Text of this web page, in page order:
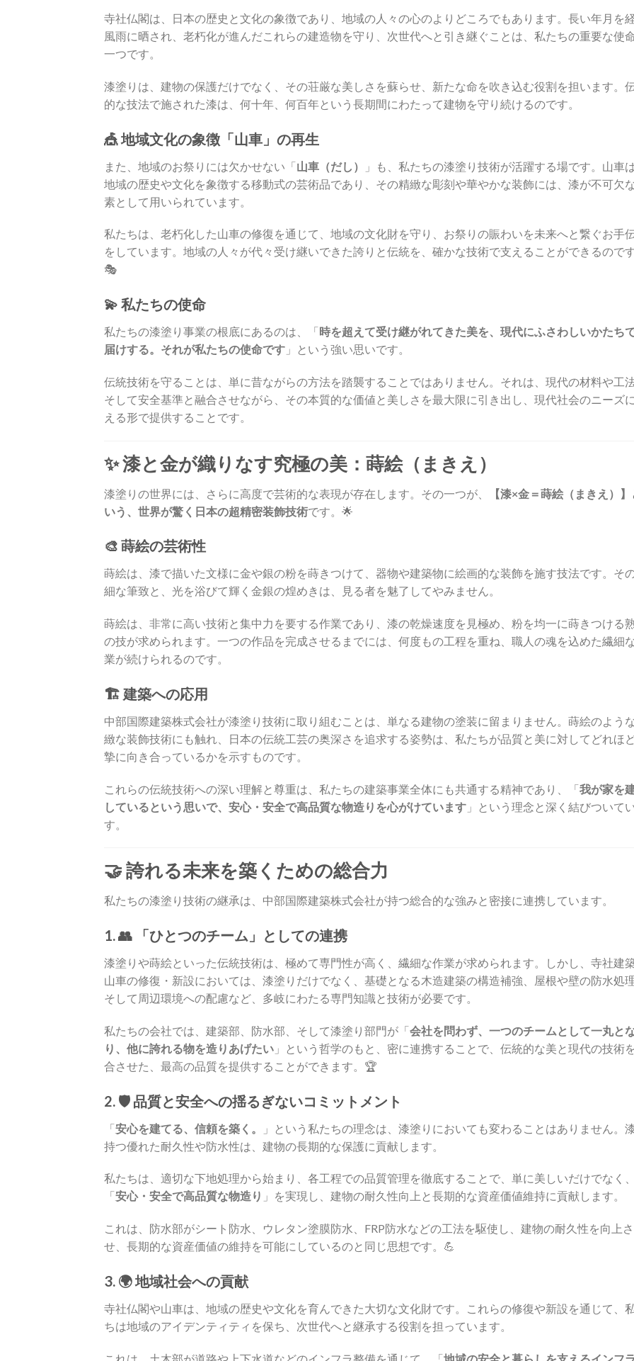
寺社仏閣は、日本の歴史と文化の象徴であり、地域の人々の心のよりどころでもあります。長い年月を
風雨に晒され、老朽化が進んだこれらの建造物を守り、次世代へと引き継ぐことは、私たちの重要な使
一つです。
漆塗りは、建物の保護だけでなく、その荘厳な美しさを蘇らせ、新たな命を吹き込む役割を担います。
的な技法で施された漆は、何十年、何百年という長期間にわたって建物を守り続けるのです。
🎪 地域文化の象徴「山車」の再生
また、地域のお祭りには欠かせない「山車（だし）
」も、私たちの漆塗り技術が活躍する場です。山車は
地域の歴史や文化を象徴する移動式の芸術品であり、その精緻な彫刻や華やかな装飾には、漆が不可欠
素として用いられています。
私たちは、老朽化した山車の修復を通じて、地域の文化財を守り、お祭りの賑わいを未来へと繋ぐお手
をしています。地域の人々が代々受け継いできた誇りと伝統を、確かな技術で支えることができるのです
🎭
💫 私たちの使命
私たちの漆塗り事業の根底にあるのは、「時を超えて受け継がれてきた美を、現代にふさわしいかたち
届けする。それが私たちの使命です 」という強い思いです。
伝統技術を守ることは、単に昔ながらの方法を踏襲することではありません。それは、現代の材料や工法
そして安全基準と融合させながら、その本質的な価値と美しさを最大限に引き出し、現代社会のニーズ
える形で提供することです。
✨ 漆と金が織りなす究極の美：蒔絵（まきえ）
漆塗りの世界には、さらに高度で芸術的な表現が存在します。その一つが、
【漆×金＝蒔絵（まきえ）】
いう、世界が驚く日本の超精密装飾技術です。🌟
🎨 蒔絵の芸術性
蒔絵は、漆で描いた文様に金や銀の粉を蒔きつけて、器物や建築物に絵画的な装飾を施す技法です。そ
細な筆致と、光を浴びて輝く金銀の煌めきは、見る者を魅了してやみません。
蒔絵は、非常に高い技術と集中力を要する作業であり、漆の乾燥速度を見極め、粉を均一に蒔きつける
の技が求められます。一つの作品を完成させるまでには、何度もの工程を重ね、職人の魂を込めた繊細
業が続けられるのです。
🏗️ 建築への応用
中部国際建築株式会社が漆塗り技術に取り組むことは、単なる建物の塗装に留まりません。蒔絵のよう
緻な装飾技術にも触れ、日本の伝統工芸の奥深さを追求する姿勢は、私たちが品質と美に対してどれほ
摯に向き合っているかを示すものです。
これらの伝統技術への深い理解と尊重は、私たちの建築事業全体にも共通する精神であり、「我が家を
しているという思いで、安心・安全で高品質な物造りを心がけています 」という理念と深く結びついて
す。
🤝 誇れる未来を築くための総合力
私たちの漆塗り技術の継承は、中部国際建築株式会社が持つ総合的な強みと密接に連携しています。
1. 👥 「ひとつのチーム」としての連携
漆塗りや蒔絵といった伝統技術は、極めて専門性が高く、繊細な作業が求められます。しかし、寺社建
山車の修復・新設においては、漆塗りだけでなく、基礎となる木造建築の構造補強、屋根や壁の防水処理
そして周辺環境への配慮など、多岐にわたる専門知識と技術が必要です。
私たちの会社では、建築部、防水部、そして漆塗り部門が「会社を問わず、一つのチームとして一丸と
り、他に誇れる物を造りあげたい 」という哲学のもと、密に連携することで、伝統的な美と現代の技術
合させた、最高の品質を提供することができます。🏆
2. 🛡️ 品質と安全への揺るぎないコミットメント
「安心を建てる、信頼を築く。
」という私たちの理念は、漆塗りにおいても変わることはありません。
持つ優れた耐久性や防水性は、建物の長期的な保護に貢献します。
私たちは、適切な下地処理から始まり、各工程での品質管理を徹底することで、単に美しいだけでなく、
「安心・安全で高品質な物造り 」を実現し、建物の耐久性向上と長期的な資産価値維持に貢献します。
これは、防水部がシート防水、ウレタン塗膜防水、FRP防水などの工法を駆使し、建物の耐久性を向上さ
せ、長期的な資産価値の維持を可能にしているのと同じ思想です。💪
3. 🌍 地域社会への貢献
寺社仏閣や山車は、地域の歴史や文化を育んできた大切な文化財です。これらの修復や新設を通じて、
ちは地域のアイデンティティを保ち、次世代へと継承する役割を担っています。